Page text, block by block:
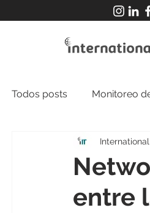
Todos posts Monitoreo
entre